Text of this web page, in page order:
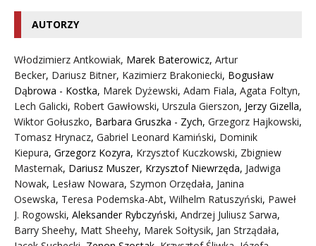
AUTORZY
Włodzimierz Antkowiak, Marek Baterowicz, Artur
Becker, Dariusz Bitner, Kazimierz Brakoniecki, Bogusław
Dąbrowa - Kostka, Marek Dyżewski, Adam Fiala, Agata Foltyn,
Lech Galicki, Robert Gawłowski, Urszula Gierszon, Jerzy Gizella,
Wiktor Gołuszko, Barbara Gruszka - Zych, Grzegorz Hajkowski,
Tomasz Hrynacz, Gabriel Leonard Kamiński, Dominik
Kiepura, Grzegorz Kozyra, Krzysztof Kuczkowski, Zbigniew
Masternak, Dariusz Muszer, Krzysztof Niewrzęda, Jadwiga
Nowak, Lesław Nowara, Szymon Orzędała, Janina
Osewska, Teresa Podemska-Abt, Wilhelm Ratuszyński, Paweł
J. Rogowski, Aleksander Rybczyński, Andrzej Juliusz Sarwa,
Barry Sheehy, Matt Sheehy, Marek Sołtysik, Jan Strządała,